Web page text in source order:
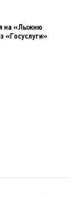
на «Лыжню
«Госуслуги»